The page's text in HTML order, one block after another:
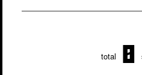
total 0